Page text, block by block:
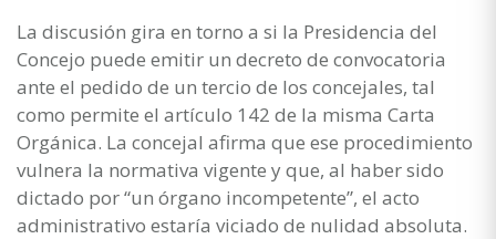
La discusión gira en torno a si la Presidencia del
Concejo puede emitir un decreto de convocatoria
ante el pedido de un tercio de los concejales, tal
como permite el artículo 142 de la misma Carta
Orgánica. La concejal afirma que ese procedimiento
vulnera la normativa vigente y que, al haber sido
dictado por “un órgano incompetente”, el acto
administrativo estaría viciado de nulidad absoluta.